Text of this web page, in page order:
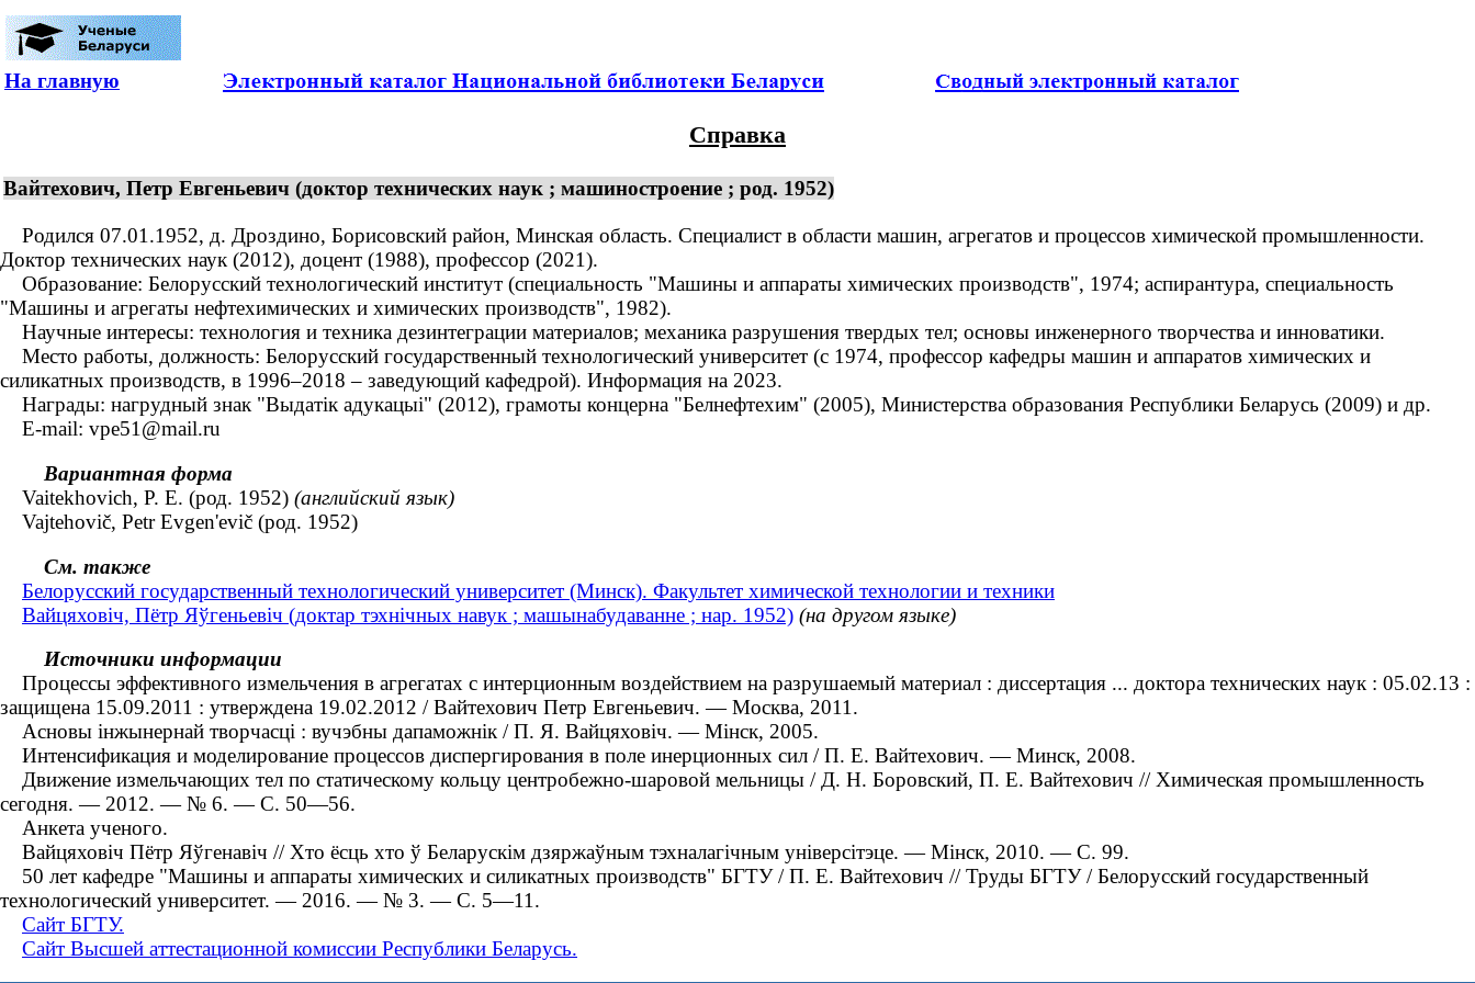
На главную
Справка
Вайтехович, Петр Евгеньевич (доктор технических наук ; машиностроение ; род. 1952)
Родился 07.01.1952, д. Дроздино, Борисовский район, Минская область. Специалист в области машин, агрегатов и процессов химической промышленности.
Доктор технических наук (2012), доцент (1988), профессор (2021).
Образование: Белорусский технологический институт (специальность "Машины и аппараты химических производств", 1974; аспирантура, специальность
"Машины и агрегаты нефтехимических и химических производств", 1982).
Научные интересы: технология и техника дезинтеграции материалов; механика разрушения твердых тел; основы инженерного творчества и инноватики.
Место работы, должность: Белорусский государственный технологический университет (с 1974, профессор кафедры машин и аппаратов химических и
силикатных производств, в 1996–2018 – заведующий кафедрой). Информация на 2023.
Награды: нагрудный знак "Выдатік адукацыі" (2012), грамоты концерна "Белнефтехим" (2005), Министерства образования Республики Беларусь (2009) и др.
E-mail: vpe51@mail.ru
Вариантная форма
Vaitekhovich, P. E. (род. 1952) (английский язык)
Vajtehovič, Petr Evgen'evič (род. 1952)
См. также
Белорусский государственный технологический университет (Минск). Факультет химической технологии и техники
Вайцяховіч, Пётр Яўгеньевіч (доктар тэхнічных навук ; машынабудаванне ; нар. 1952) (на другом языке)
Источники информации
Процессы эффективного измельчения в агрегатах с интерционным воздействием на разрушаемый материал : диссертация ... доктора технических наук : 05.02.13 :
защищена 15.09.2011 : утверждена 19.02.2012 / Вайтехович Петр Евгеньевич. — Москва, 2011.
Асновы iнжынернай творчасцi : вучэбны дапаможнiк / П. Я. Вайцяховіч. — Мiнск, 2005.
Интенсификация и моделирование процессов диспергирования в поле инерционных сил / П. Е. Вайтехович. — Минск, 2008.
Движение измельчающих тел по статическому кольцу центробежно-шаровой мельницы / Д. Н. Боровский, П. Е. Вайтехович // Химическая промышленность
сегодня. — 2012. — № 6. — С. 50—56.
Анкета ученого.
Вайцяховіч Пётр Яўгенавіч // Хто ёсць хто ў Беларускім дзяржаўным тэхналагічным універсітэце. — Мінск, 2010. — С. 99.
50 лет кафедре "Машины и аппараты химических и силикатных производств" БГТУ / П. Е. Вайтехович // Труды БГТУ / Белорусский государственный
технологический университет. — 2016. — № 3. — С. 5—11.
Сайт БГТУ.
Сайт Высшей аттестационной комиссии Республики Беларусь.